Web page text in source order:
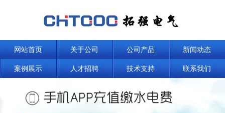
网站首页 关于公司 公司产品 新闻动态
案例展示 人才招聘 技术支持 联系我们